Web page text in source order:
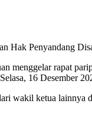
Hak Penyandang
rapat
16 Desember
ketua lainnya